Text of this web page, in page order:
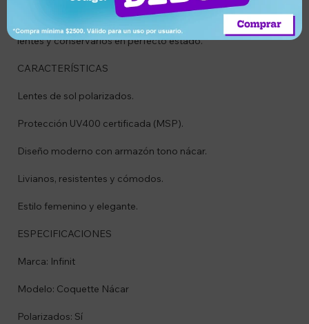
Incluyen estuche de regalo, perfecto para resguardar los
lentes y conservarlos en perfecto estado.
CARACTERÍSTICAS
Lentes de sol polarizados.
Protección UV400 certificada (MSP).
Diseño moderno con armazón tono nácar.
Livianos, resistentes y cómodos.
Estilo femenino y elegante.
ESPECIFICACIONES
Marca: Infinit
Modelo: Coquette Nácar
Polarizados: Sí